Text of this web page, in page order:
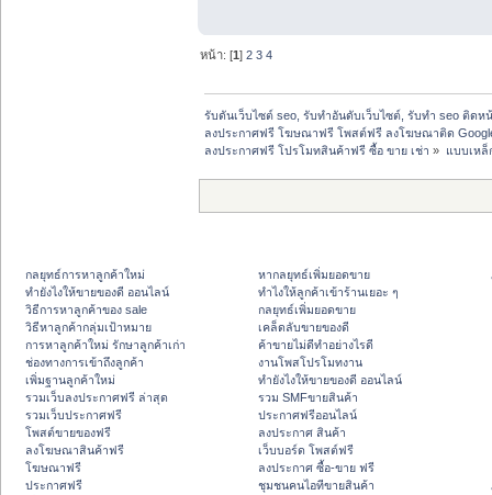
หน้า: [1]2 3 4
รับดันเว็บไซต์ seo, รับทำอันดับเว็บไซต์, รับทำ seo ติดห
ลงประกาศฟรี โฆษณาฟรี โพสต์ฟรี ลงโฆษณาติด
ลงประกาศฟรี โปรโมทสินค้าฟรี ซื้อ ขาย เช่า » แบบเห
กลยุทธ์การหาลูกค้าใหม่
ทํายังไงให้ขายของดี ออนไลน์
วิธีการหาลูกค้าของ sale
วิธีหาลูกค้ากลุ่มเป้าหมาย
การหาลูกค้าใหม่ รักษาลูกค้าเก่า
ช่องทางการเข้าถึงลูกค้า
เพิ่มฐานลูกค้าใหม่
รวมเว็บลงประกาศฟรี ล่าสุด
รวมเว็บประกาศฟรี
โพสต์ขายของฟรี
ลงโฆษณาสินค้าฟรี
โฆษณาฟรี
ประกาศฟรี
หากลยุทธ์เพิ่มยอดขาย
ทําไงให้ลูกค้าเข้าร้านเยอะ ๆ
กลยุทธ์เพิ่มยอดขาย
เคล็ดลับขายของดี
ค้าขายไม่ดีทำอย่างไรดี
งานโพสโปรโมทงาน
ทํายังไงให้ขายของดี ออนไลน์
รวม SMFขายสินค้า
ประกาศฟรีออนไลน์
ลงประกาศ สินค้า
เว็บบอร์ด โพสต์ฟรี
ลงประกาศ ซื้อ-ขาย ฟรี
ชุมชนคนไอทีขายสินค้า